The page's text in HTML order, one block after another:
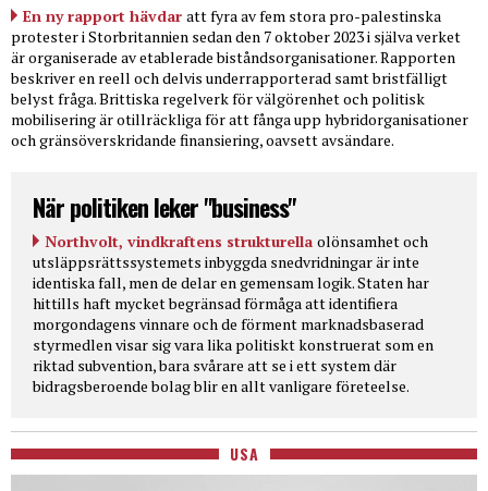
En ny rapport hävdar att fyra av fem stora pro-palestinska
protester i Storbritannien sedan den 7 oktober 2023 i själva verket
är organiserade av etablerade biståndsorganisationer. Rapporten
beskriver en reell och delvis underrapporterad samt bristfälligt
belyst fråga. Brittiska regelverk för välgörenhet och politisk
mobilisering är otillräckliga för att fånga upp hybridorganisationer
och gränsöverskridande finansiering, oavsett avsändare.
När politiken leker "business"
Northvolt, vindkraftens strukturella olönsamhet och
utsläppsrättssystemets inbyggda snedvridningar är inte
identiska fall, men de delar en gemensam logik. Staten har
hittills haft mycket begränsad förmåga att identifiera
morgondagens vinnare och de förment marknadsbaserad
styrmedlen visar sig vara lika politiskt konstruerat som en
riktad subvention, bara svårare att se i ett system där
bidragsberoende bolag blir en allt vanligare företeelse.
USA